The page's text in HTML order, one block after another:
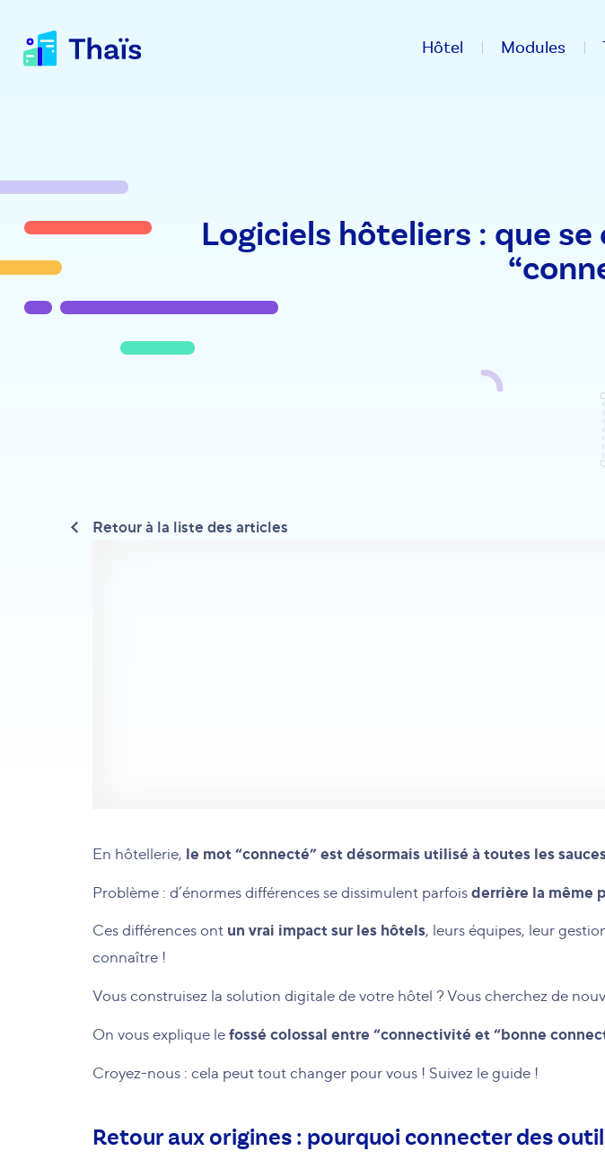
Hôtel Modules
Logiciels hôteliers : que
Retour à la liste des articles
En hôtellerie, le mot “connecté” est désormais utilisé à toutes les
Problème : d’énormes différences se dissimulent parfoisderrière la même
Ces différences ont un vrai impact sur les hôtels, leurs équipes, leur
connaître !
Vous construisez la solution digitale de votre hôtel ? Vous cherchez de
On vous explique lefossé colossal entre “connectivité et “bonne
Croyez-nous : cela peut tout changer pour vous ! Suivez le guide !
Retour aux origines : pourquoi connecter des